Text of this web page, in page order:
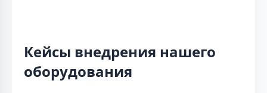
Кейсы внедрения нашего
оборудования